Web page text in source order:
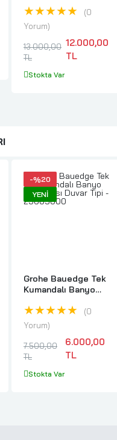
24094000
★★★★★
0
Yorum
13.000,00
TL
12.000,00
TL
Stokta Var
-%20
YENI
Grohe Bauedge Tek
Kumandalı Banyo
23605000
★★★★★
0
Yorum
7.500,00
TL
6.000,00
TL
Stokta Var